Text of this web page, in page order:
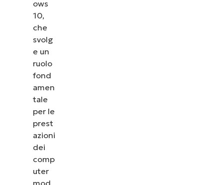
ows
10,
che
svolg
e un
ruolo
fond
amen
tale
per le
prest
azioni
dei
comp
uter